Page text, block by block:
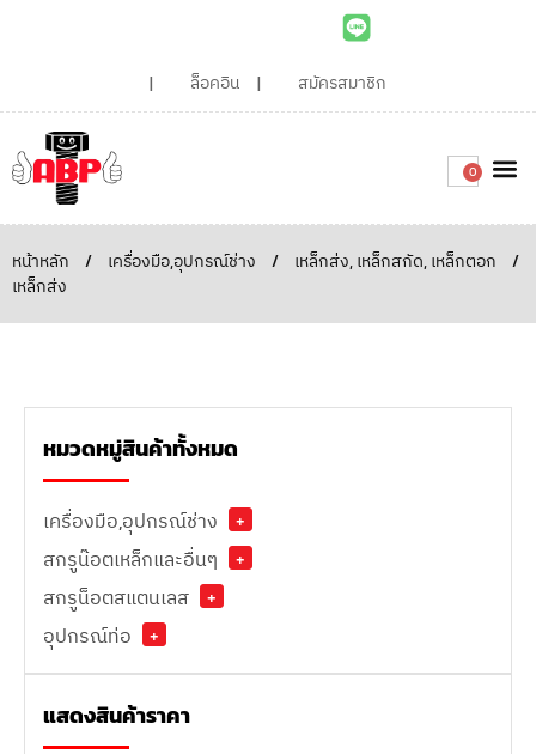
ล็อคอิน สมัครสมาชิก
0
หน้าหลัก / เครื่องมือ,อุปกรณ์ช่าง / เหล็กส่ง, เหล็กสกัด, เหล็กตอก
/
เหล็กส่ง
หมวดหมู่สินค้าทั้งหมด
เครื่องมือ,อุปกรณ์ช่าง
+
สกรูน๊อตเหล็กและอื่นๆ
+
สกรูน็อตสแตนเลส
+
อุปกรณ์ท่อ
+
แสดงสินค้าราคา